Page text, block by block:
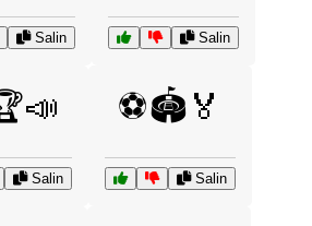
Salin Salin
Salin
⚽🏟️🏅
Salin